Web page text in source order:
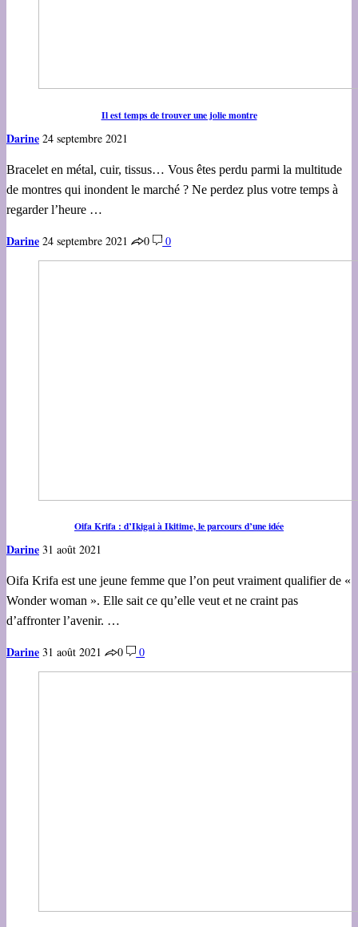
Il est temps de trouver une jolie montre
Darine 24 septembre 2021
Bracelet en métal, cuir, tissus… Vous êtes perdu parmi la multitude
de montres qui inondent le marché ? Ne perdez plus votre temps à
regarder l’heure …
Darine 24 septembre 2021 0 0
Oifa Krifa : d’Ikigai à Ikitime, le parcours d’une idée
Darine 31 août 2021
Oifa Krifa est une jeune femme que l’on peut vraiment qualifier de «
Wonder woman ». Elle sait ce qu’elle veut et ne craint pas
d’affronter l’avenir. …
Darine 31 août 2021 0 0